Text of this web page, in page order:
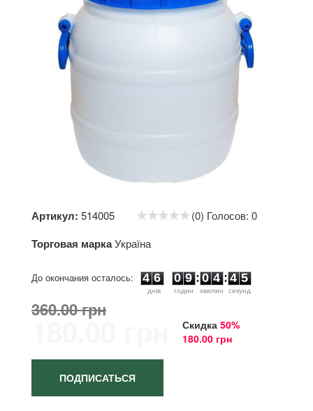
Артикул: 514005 (0) Голосов: 0
Торговая маркаУкраїна
До окончания осталось:
4 6
днiв
0 9
годин
: 0 4
хвилин
: 4 5
секунд
360.00 грн
180.00 грн Скидка 50%
180.00 грн
ПОДПИСАТЬСЯ